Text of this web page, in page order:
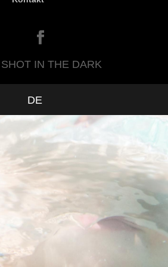
IN THE DARK
DE